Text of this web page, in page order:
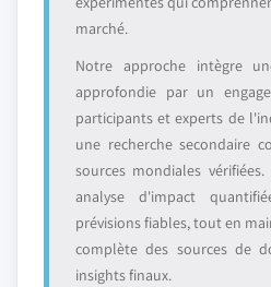
marché.
Notre approche intègre
approfondie par un
participants et experts de
une recherche secondaire
sources mondiales
analyse d'impact
prévisions fiables, tout en
complète des sources de
insights finaux.